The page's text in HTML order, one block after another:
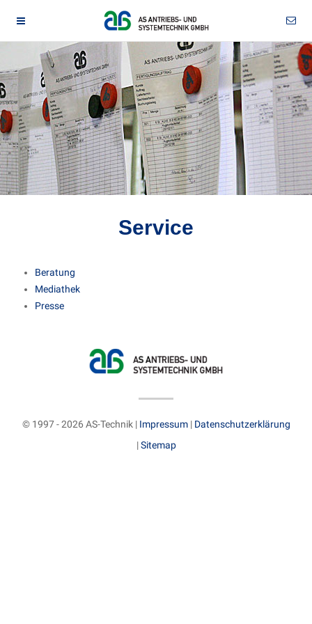
Service
Beratung
Mediathek
Presse
© 1997 - 2026 AS-Technik | Impressum| Datenschutzerklärung
|Sitemap